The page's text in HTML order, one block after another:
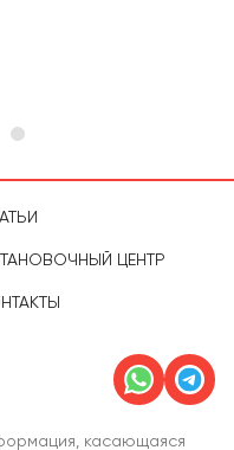
ЦЕНТР
касающаяся